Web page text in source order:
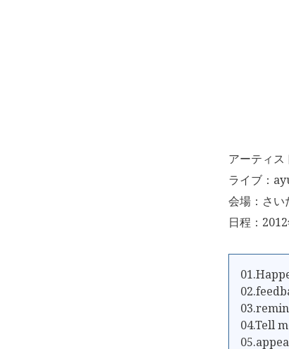
アーティス
ライブ：
会場：さい
日程：
04.Tell